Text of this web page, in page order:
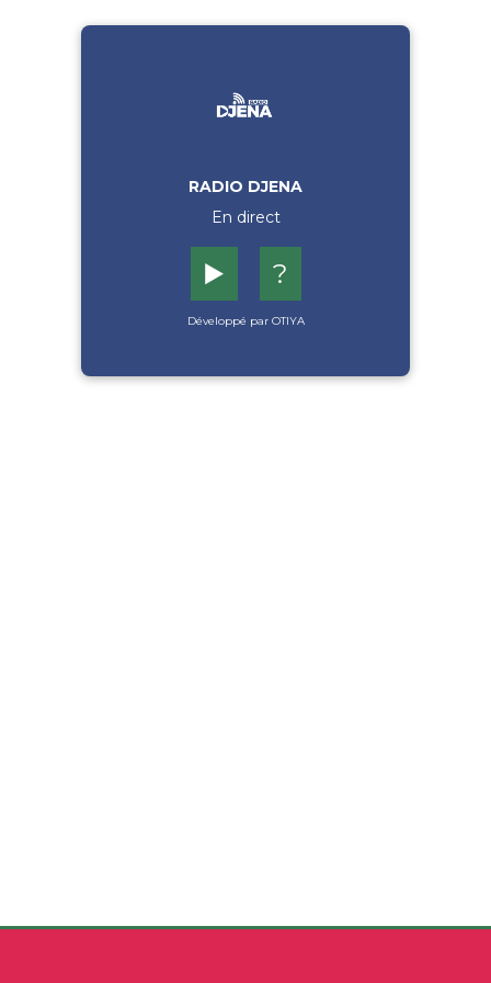
RADIO DJENA
En direct
▶️ ?
Développé par OTIYA